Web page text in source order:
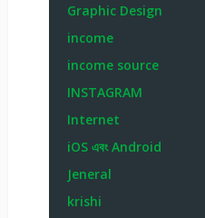
Graphic Design
income
income source
INSTAGRAM
Internet
iOS এবং Android
Jeneral
krishi